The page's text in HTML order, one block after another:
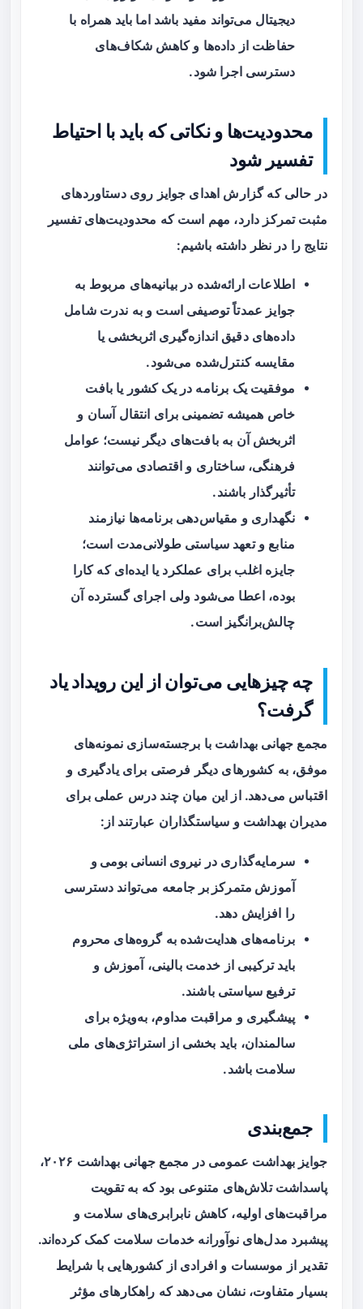
دیجیتال می‌تواند مفید باشد اما باید همراه با
حفاظت از داده‌ها و کاهش شکاف‌های
دسترسی اجرا شود.
محدودیت‌ها و نکاتی که باید با احتیاط
تفسیر شود
در حالی که گزارش اهدای جوایز روی دستاوردهای
مثبت تمرکز دارد، مهم است که محدودیت‌های تفسیر
نتایج را در نظر داشته باشیم:
اطلاعات ارائه‌شده در بیانیه‌های مربوط به
جوایز عمدتاً توصیفی است و به ندرت شامل
داده‌های دقیق اندازه‌گیری اثربخشی یا
مقایسه کنترل‌شده می‌شود.
موفقیت یک برنامه در یک کشور یا بافت
خاص همیشه تضمینی برای انتقال آسان و
اثربخش آن به بافت‌های دیگر نیست؛ عوامل
فرهنگی، ساختاری و اقتصادی می‌توانند
تأثیرگذار باشند.
نگهداری و مقیاس‌دهی برنامه‌ها نیازمند
منابع و تعهد سیاستی طولانی‌مدت است؛
جایزه اغلب برای عملکرد یا ایده‌ای که کارا
بوده، اعطا می‌شود ولی اجرای گسترده آن
چالش‌برانگیز است.
چه چیزهایی می‌توان از این رویداد یاد
گرفت؟
مجمع جهانی بهداشت با برجسته‌سازی نمونه‌های
موفق، به کشورهای دیگر فرصتی برای یادگیری و
اقتباس می‌دهد. از این میان چند درس عملی برای
مدیران بهداشت و سیاستگذاران عبارتند از:
سرمایه‌گذاری در نیروی انسانی بومی و
آموزش متمرکز بر جامعه می‌تواند دسترسی
را افزایش دهد.
برنامه‌های هدایت‌شده به گروه‌های محروم
باید ترکیبی از خدمت بالینی، آموزش و
ترفیع سیاستی باشند.
پیشگیری و مراقبت مداوم، به‌ویژه برای
سالمندان، باید بخشی از استراتژی‌های ملی
سلامت باشد.
جمع‌بندی
جوایز بهداشت عمومی در مجمع جهانی بهداشت ۲۰۲۶،
پاسداشت تلاش‌های متنوعی بود که به تقویت
مراقبت‌های اولیه، کاهش نابرابری‌های سلامت و
پیشبرد مدل‌های نوآورانه خدمات سلامت کمک کرده‌اند.
تقدیر از موسسات و افرادی از کشورهایی با شرایط
بسیار متفاوت، نشان می‌دهد که راهکارهای مؤثر